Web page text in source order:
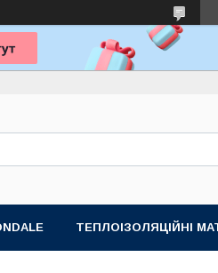
ТЕПЛОІЗОЛЯЦІЙНІ